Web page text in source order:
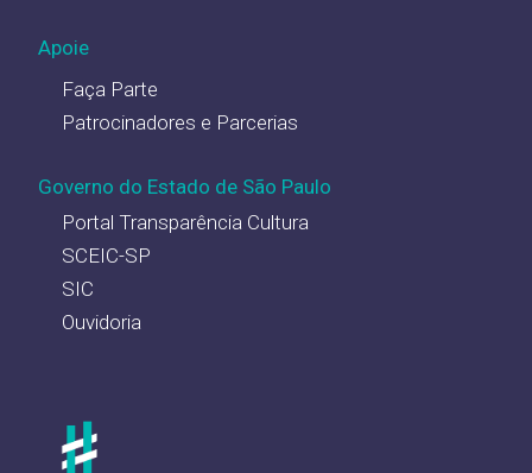
Apoie
Faça Parte
Patrocinadores e Parcerias
Governo do Estado de São Paulo
Portal Transparência Cultura
SCEIC-SP
SIC
Ouvidoria